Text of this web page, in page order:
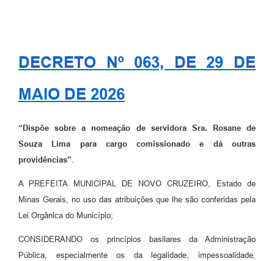
DECRETO Nº 063, DE 29 DE
MAIO DE 2026
“Dispõe sobre a nomeação de servidora Sra. Rosane de
Souza Lima para cargo comissionado e dá outras
providências”.
A PREFEITA MUNICIPAL DE NOVO CRUZEIRO, Estado de
Minas Gerais, no uso das atribuições que lhe são conferidas pela
Lei Orgânica do Município;
CONSIDERANDO os princípios basilares da Administração
Pública, especialmente os da legalidade, impessoalidade,